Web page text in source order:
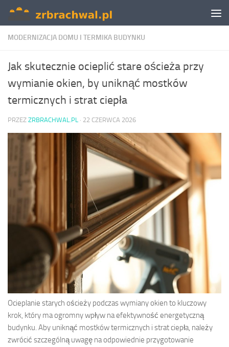
Skip to content
MODERNIZACJA DOMU I TERMIKA BUDYNKU
Jak skutecznie ocieplić stare ościeża przy
wymianie okien, by uniknąć mostków
termicznych i strat ciepła
PRZEZ ZRBRACHWAL.PL · 22 CZERWCA 2026
Ocieplanie starych ościeży podczas wymiany okien to kluczowy
krok, który ma ogromny wpływ na efektywność energetyczną
budynku. Aby uniknąć mostków termicznych i strat ciepła, należy
zwrócić szczególną uwagę na odpowiednie przygotowanie